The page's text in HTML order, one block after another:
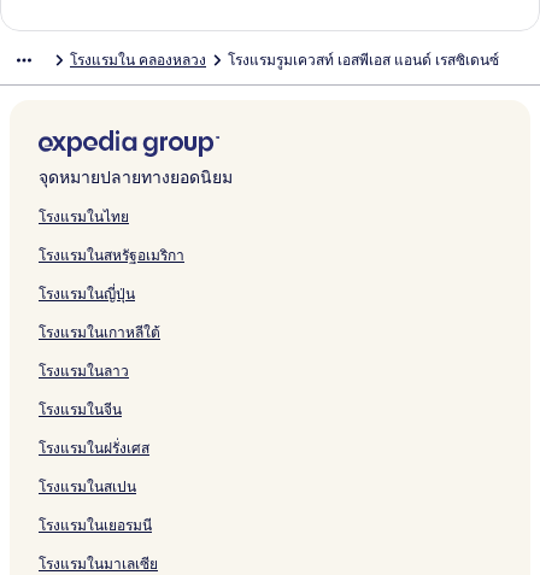
c
a
v
a
n
k
r
m
'
t
n
e
s
i
d
n
e
h
m
a
s
a
R
n
g
s
i
e
i
c
e
d
p
r
t
m
e
t
c
a
v
a
n
k
r
n
R
a
K
l
o
n
l
a
n
g
3
i
o
u
t
i
u
&
B
u
d
e
H
o
t
e
l
k
n
G
o
l
e
V
i
e
w
u
t
G
o
l
C
u
b
&
H
t
l
o
l
a
e
r
o
o
c
r
k
H
o
e
a
n
a
k
o
n
o
m
s
i
H
t
e
l
n
e
a
N
l
o
n
g
u
n
g
B
o
t
q
u
e
R
e
s
บ
e
M
O
M
N
รั
o
o
d
M
r
i
n
g
A
a
t
m
e
n
t
สำ
ห
I
R
e
s
d
n
c
e
H
t
l
สำ
บ
P
e
a
e
u
l
S
t
y
M
T
K
h
l
o
น
รั
บ
4
4
e
i
d
e
n
e
n
d
R
e
s
o
า
ห
รั
บ
T
e
k
y
L
o
t
o
t
e
l
ฐ
สำ
ห
รั
บ
o
7
5
4
2
1
1
P
l
a
c
e
ร
น
สำ
ห
รั
L
f
t
2
s
r
n
g
s
i
t
ต
า
น
สำ
ห
บ
a
v
a
v
l
a
โรงแรมใน คลองหลวง โรงแรมรูมเควสท์ เอสพีเอส แอนด์ เรสซิเดนซ์
จุดหมายปลายทางยอดนิยม
โรงแรมในไทย
โรงแรมในสหรัฐอเมริกา
โรงแรมในญี่ปุ่น
โรงแรมในเกาหลีใต้
โรงแรมในลาว
โรงแรมในจีน
โรงแรมในฝรั่งเศส
โรงแรมในสเปน
โรงแรมในเยอรมนี
โรงแรมในมาเลเซีย